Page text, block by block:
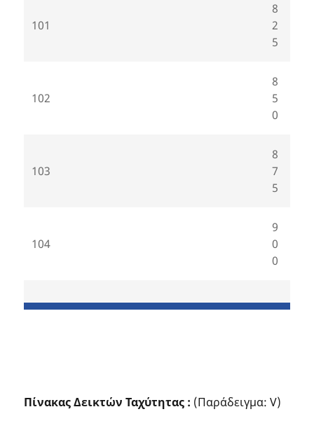
101
8
2
5
102
8
5
0
103
8
7
5
104
9
0
0
Πίνακας Δεικτών Ταχύτητας : (Παράδειγμα: V)